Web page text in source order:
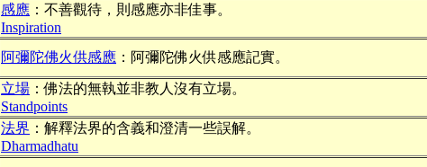
感應 ：不善觀待，則感應亦非佳事。
Inspiration
阿彌陀佛火供感應 ：阿彌陀佛火供感應記實。
立場 ：佛法的無執並非教人沒有立場。
Standpoints
法界 ：解釋法界的含義和澄清一些誤解。
Dharmadhatu